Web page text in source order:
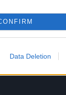
Data Deletion